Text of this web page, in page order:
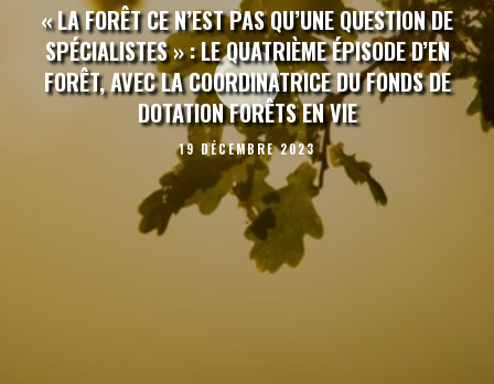
« LA FORÊT CE N’EST PAS QU’UNE QUESTION DE
SPÉCIALISTES » : LE QUATRIÈME ÉPISODE D’EN
FORÊT, AVEC LA COORDINATRICE DU FONDS DE
DOTATION FORÊTS EN VIE
19 DÉCEMBRE 2023